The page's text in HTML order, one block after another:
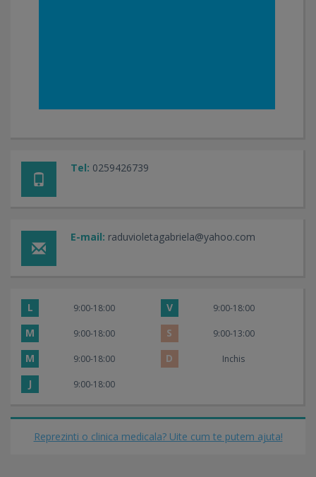
Tel: 0259426739
E-mail: raduvioletagabriela@yahoo.com
L 9:00-18:00 V 9:00-18:00
M 9:00-18:00 S 9:00-13:00
M 9:00-18:00 D Inchis
J 9:00-18:00
Reprezinti o clinica medicala? Uite cum te putem ajuta!